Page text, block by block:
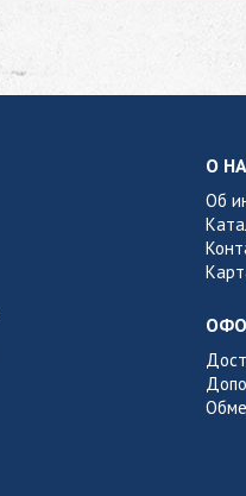
О
Об